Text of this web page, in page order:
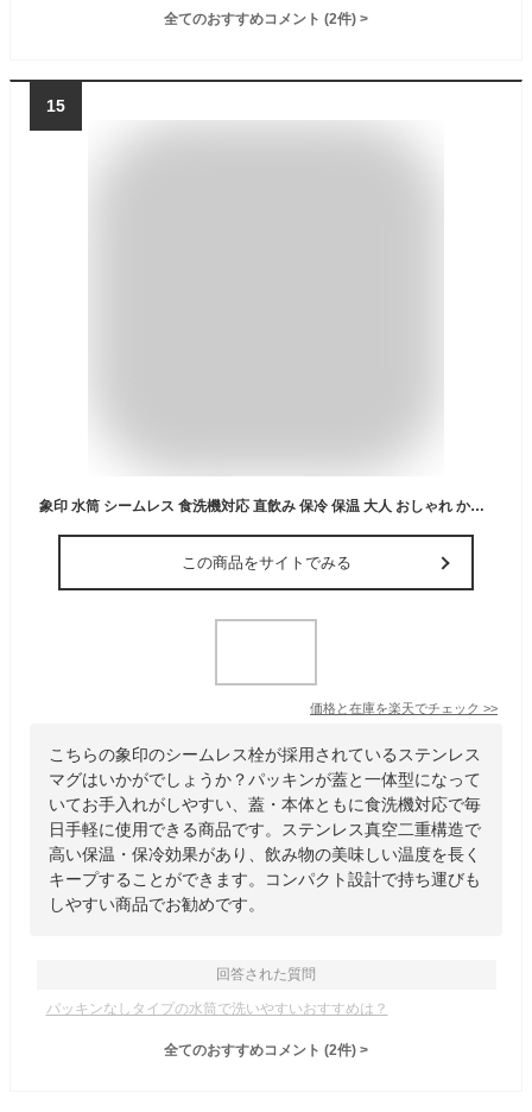
全てのおすすめコメント (2件) >
15
象印 水筒 シームレス 食洗機対応 直飲み 保冷 保温 大人 おしゃれ かわいい パッキン なし 洗いやすい スポーツドリンク対応 スクリュー ステンレスマグ 600ml 720ml SM-GS60 SM-GS72
この商品をサイトでみる
価格と在庫を楽天でチェック >>
こちらの象印のシームレス栓が採用されているステンレス
マグはいかがでしょうか？パッキンが蓋と一体型になって
いてお手入れがしやすい、蓋・本体ともに食洗機対応で毎
日手軽に使用できる商品です。ステンレス真空二重構造で
高い保温・保冷効果があり、飲み物の美味しい温度を長く
キープすることができます。コンパクト設計で持ち運びも
しやすい商品でお勧めです。
回答された質問
パッキンなしタイプの水筒で洗いやすいおすすめは？
全てのおすすめコメント (2件) >